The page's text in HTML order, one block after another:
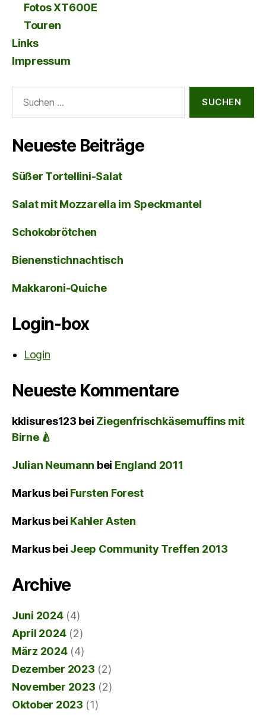
Fotos XT600E
Touren
Links
Impressum
nach:
Neueste Beiträge
Süßer Tortellini-Salat
Salat mit Mozzarella im Speckmantel
Schokobrötchen
Bienenstichnachtisch
Makkaroni-Quiche
Login-box
Login
Neueste Kommentare
kklisures123 bei Ziegenfrischkäsemuffins mit
Birne 🍐
Julian Neumann bei England 2011
Markusbei Fursten Forest
Markusbei Kahler Asten
Markusbei Jeep Community Treffen 2013
Archive
Juni 2024(4)
April 2024(2)
März 2024(4)
Dezember 2023 (2)
November 2023 (2)
Oktober 2023 (1)